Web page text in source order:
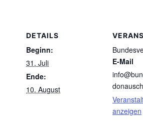
DETAILS
Beginn:
31. Juli
Ende:
10. August
E-Mail
anzeigen